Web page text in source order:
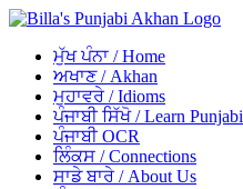
ਮੁੱਖ ਪੰਨਾ / Home
ਅਖਾਣ / Akhan
ਮੁਹਾਵਰੇ / Idioms
ਪੰਜਾਬੀ ਸਿੱਖੋ / Learn Punjabi
ਪੰਜਾਬੀ OCR
ਲਿੰਕਸ / Connections
ਸਾਡੇ ਬਾਰੇ / About Us